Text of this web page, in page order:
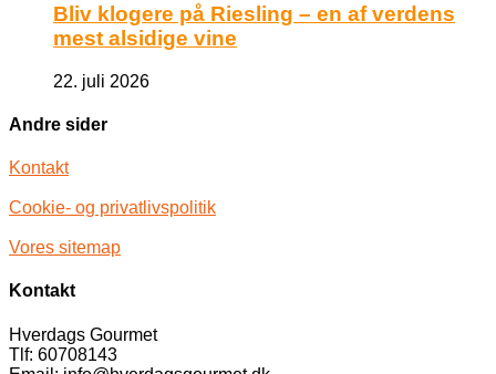
Bliv klogere på Riesling – en af verdens
mest alsidige vine
22. juli 2026
Andre sider
Kontakt
Cookie- og privatlivspolitik
Vores sitemap
Kontakt
Hverdags Gourmet
Tlf: 60708143